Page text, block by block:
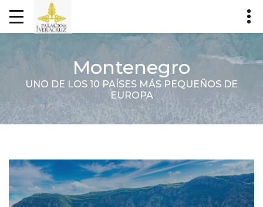
Montenegro
UNO DE LOS 10 PAÍSES MÁS PEQUEÑOS DE
EUROPA